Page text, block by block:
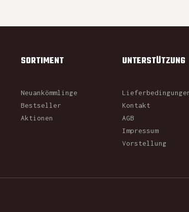
SORTIMENT
Neuankömmlinge
Bestseller
Aktionen
UNTERSTÜTZUNG
Kontakt
AGB
Impressum
Vorstellung